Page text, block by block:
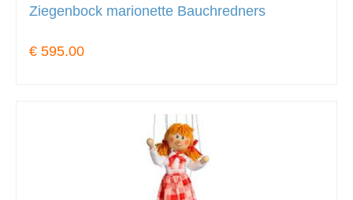
Ziegenbock marionette Bauchredners
€ 595.00